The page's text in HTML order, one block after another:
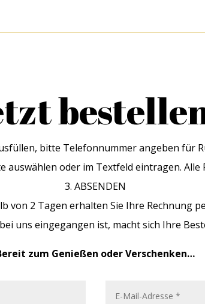
bitte Telefonnummer angeben für
auswählen oder im Textfeld eintragen. Alle
3. ABSENDEN
von 2 Tagen erhalten Sie Ihre Rechnung
uns eingegangen ist, macht sich Ihre
zum Genießen oder Verschenken…